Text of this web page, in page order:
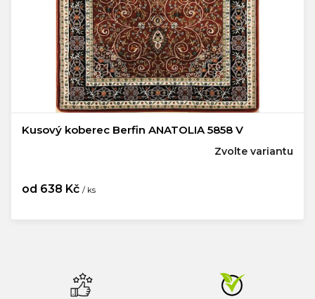
Kusový koberec Berfin ANATOLIA 5858 V
od 638 Kč / ks
Zvolte variantu